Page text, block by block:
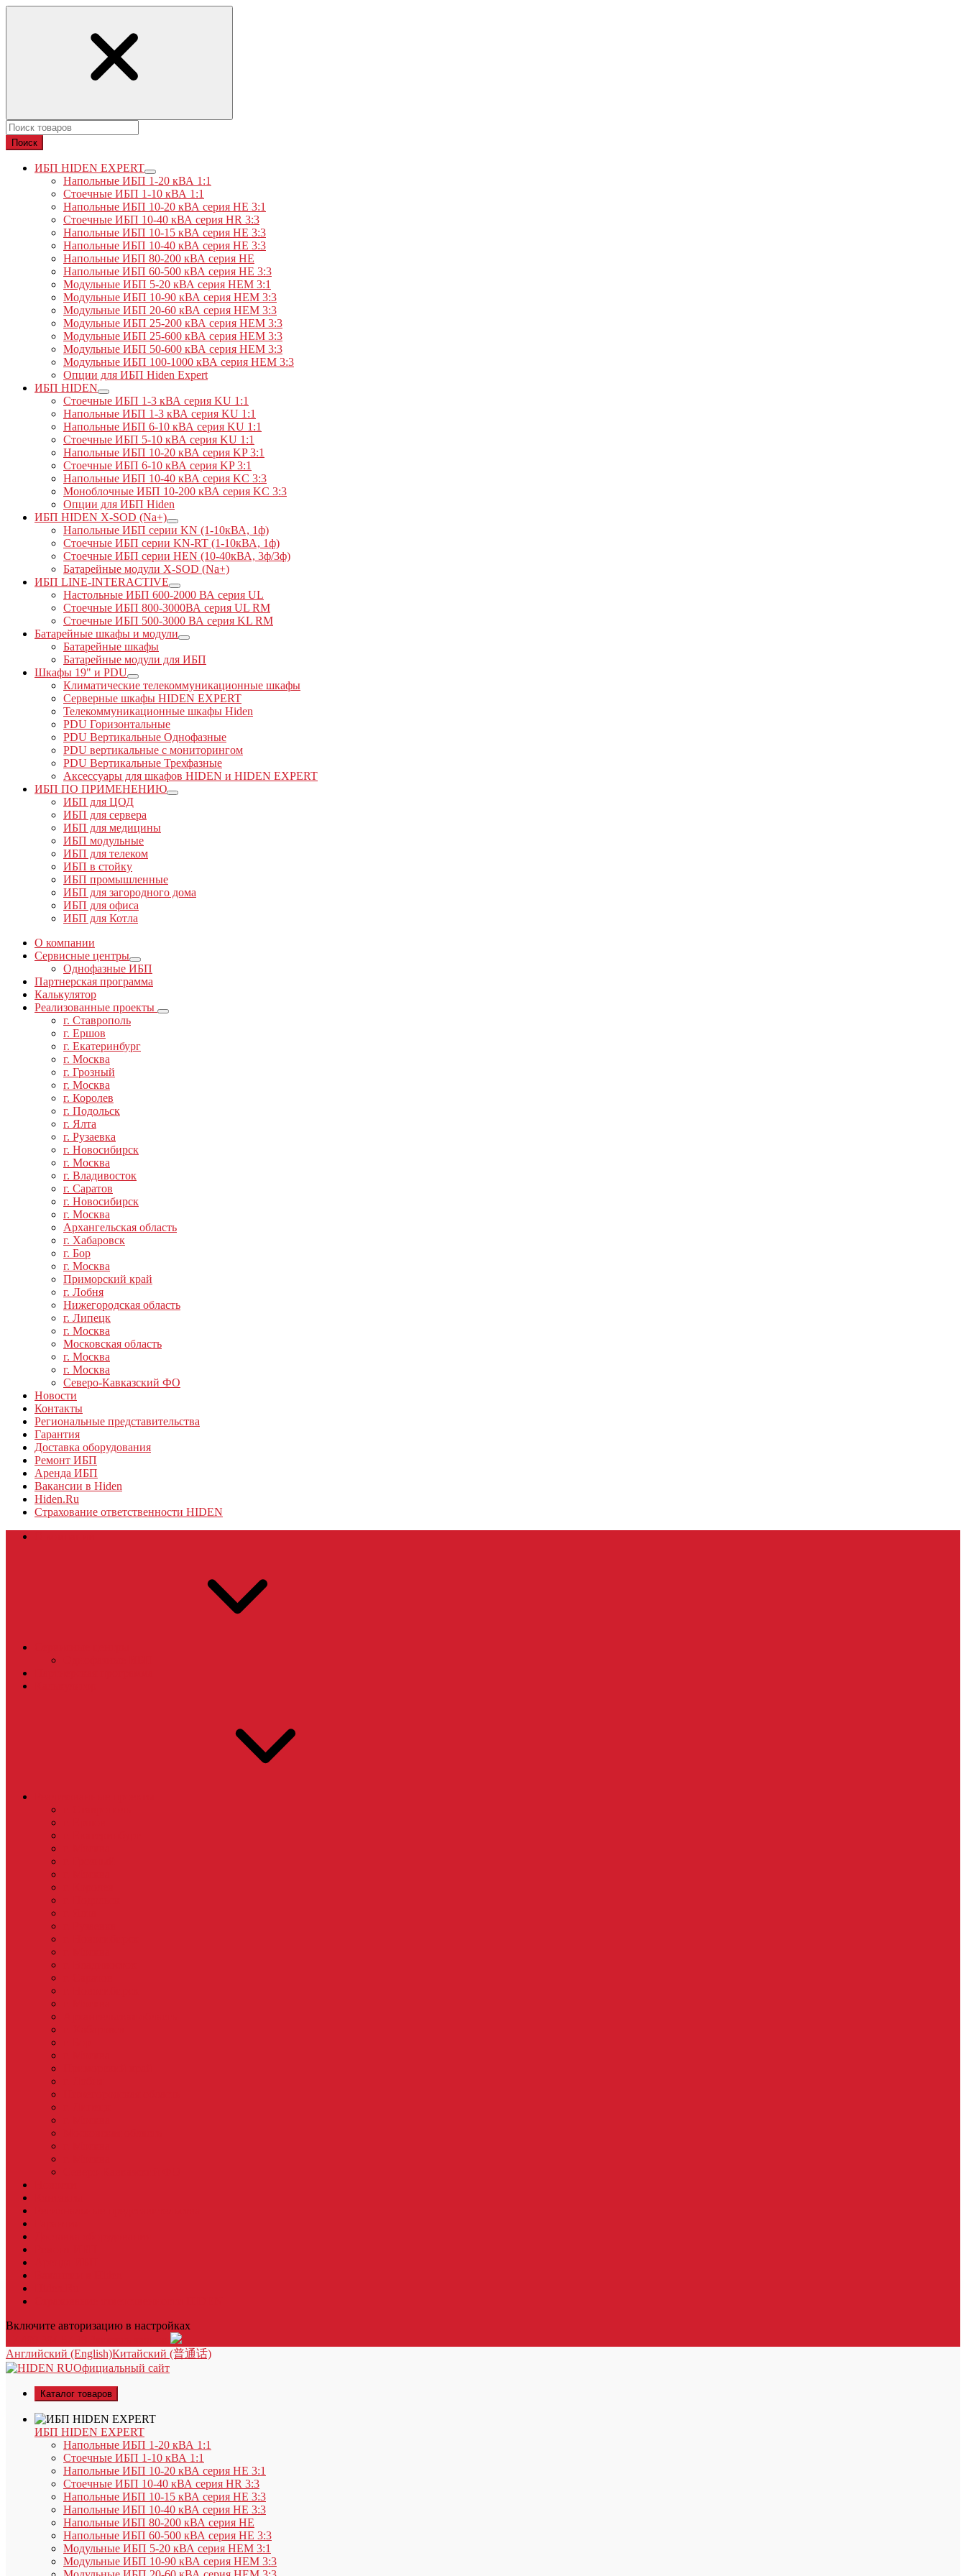
Поиск
ИБП HIDEN EXPERT
Напольные ИБП 1-20 кВА 1:1
Стоечные ИБП 1-10 кВА 1:1
Напольные ИБП 10-20 кВА серия HE 3:1
Стоечные ИБП 10-40 кВА серия HR 3:3
Напольные ИБП 10-15 кВА серия HE 3:3
Напольные ИБП 10-40 кВА серия HE 3:3
Напольные ИБП 80-200 кВА серия HE
Напольные ИБП 60-500 кВА серия HE 3:3
Модульные ИБП 5-20 кВА серия HEM 3:1
Модульные ИБП 10-90 кВА серия HEM 3:3
Модульные ИБП 20-60 кВА серия HEM 3:3
Модульные ИБП 25-200 кВА серия HEM 3:3
Модульные ИБП 25-600 кВА серия HEM 3:3
Модульные ИБП 50-600 кВА серия HEM 3:3
Модульные ИБП 100-1000 кВА серия HEM 3:3
Опции для ИБП Hiden Expert
ИБП HIDEN
Стоечные ИБП 1-3 кВА серия KU 1:1
Напольные ИБП 1-3 кВА серия KU 1:1
Напольные ИБП 6-10 кВА серия KU 1:1
Стоечные ИБП 5-10 кВА серия KU 1:1
Напольные ИБП 10-20 кВА серия KP 3:1
Стоечные ИБП 6-10 кВА серия KP 3:1
Напольные ИБП 10-40 кВА серия KC 3:3
Моноблочные ИБП 10-200 кВА серия KC 3:3
Опции для ИБП Hiden
ИБП HIDEN X-SOD (Na+)
Напольные ИБП серии KN (1-10кВА, 1ф)
Стоечные ИБП серии KN-RT (1-10кВА, 1ф)
Стоечные ИБП серии HEN (10-40кВА, 3ф/3ф)
Батарейные модули X-SOD (Na+)
ИБП LINE-INTERACTIVE
Настольные ИБП 600-2000 ВА серия UL
Стоечные ИБП 800-3000ВА серия UL RM
Стоечные ИБП 500-3000 ВА серия KL RM
Батарейные шкафы и модули
Батарейные шкафы
Батарейные модули для ИБП
Шкафы 19" и PDU
Климатические телекоммуникационные шкафы
Серверные шкафы HIDEN EXPERT
Телекоммуникационные шкафы Hiden
PDU Горизонтальные
PDU Вертикальные Однофазные
PDU вертикальные с мониторингом
PDU Вертикальные Трехфазные
Аксессуары для шкафов HIDEN и HIDEN EXPERT
ИБП ПО ПРИМЕНЕНИЮ
ИБП для ЦОД
ИБП для сервера
ИБП для медицины
ИБП модульные
ИБП для телеком
ИБП в стойку
ИБП промышленные
ИБП для загородного дома
ИБП для офиса
ИБП для Котла
О компании
Сервисные центры
Однофазные ИБП
Партнерская программа
Калькулятор
Реализованные проекты
г. Ставрополь
г. Ершов
г. Екатеринбург
г. Москва
г. Грозный
г. Москва
г. Королев
г. Подольск
г. Ялта
г. Рузаевка
г. Новосибирск
г. Москва
г. Владивосток
г. Саратов
г. Новосибирск
г. Москва
Архангельская область
г. Хабаровск
г. Бор
г. Москва
Приморский край
г. Лобня
Нижегородская область
г. Липецк
г. Москва
Московская область
г. Москва
г. Москва
Северо-Кавказский ФО
Новости
Контакты
Региональные представительства
Гарантия
Доставка оборудования
Ремонт ИБП
Аренда ИБП
Вакансии в Hiden
Hiden.Ru
Страхование ответственности HIDEN
Включите авторизацию в настройках
Английский (English)Китайский (普通话)
Официальный сайт
Каталог товаров
ИБП HIDEN EXPERT
Напольные ИБП 1-20 кВА 1:1
Стоечные ИБП 1-10 кВА 1:1
Напольные ИБП 10-20 кВА серия HE 3:1
Стоечные ИБП 10-40 кВА серия HR 3:3
Напольные ИБП 10-15 кВА серия HE 3:3
Напольные ИБП 10-40 кВА серия HE 3:3
Напольные ИБП 80-200 кВА серия HE
Напольные ИБП 60-500 кВА серия HE 3:3
Модульные ИБП 5-20 кВА серия HEM 3:1
Модульные ИБП 10-90 кВА серия HEM 3:3